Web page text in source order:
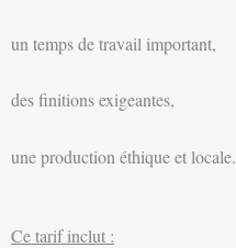
un temps de travail important,
des finitions exigeantes,
une production éthique et locale.
Ce tarif inclut :